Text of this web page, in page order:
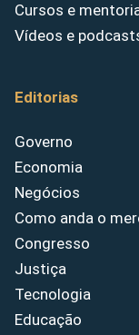
Cursos e
Vídeos e
Editorias
Governo
Economia
Negócios
Como anda o
Congresso
Justiça
Tecnologia
Educação